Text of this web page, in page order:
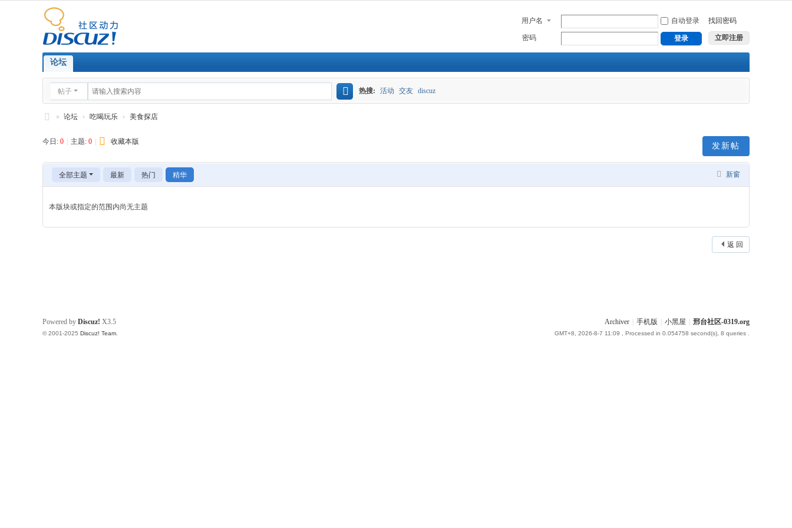
用户名 自动登录 找回密码
密码 登录 立即注册
论坛
帖子 热搜: 活动 交友 discuz
区
-0
» 论坛 › 吃喝玩乐 › 美食探店
发新帖
今日: 0 主题: 0 收藏本版
新窗
全部主题 最新 热门 精华
本版块或指定的范围内尚无主题
返 回
Archiver 手机版 小黑屋 邢台社区-0319.org
GMT+8, 2026-8-7 11:09 , Processed in 0.054758 second(s), 8 queries .
Powered by Discuz! X3.5
© 2001-2025 Discuz! Team